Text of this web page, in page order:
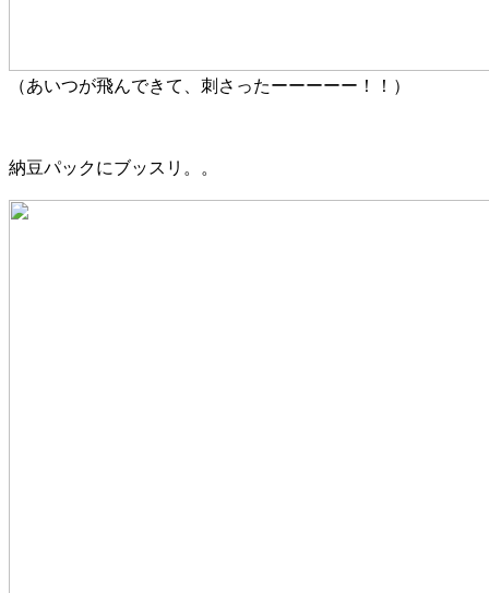
（あいつが飛んできて、刺さったーーーーー！！）
納豆パックにブッスリ。。